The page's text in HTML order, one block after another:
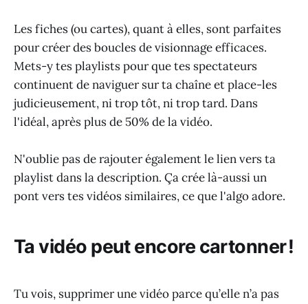
Les fiches (ou cartes), quant à elles, sont parfaites
pour créer des boucles de visionnage efficaces.
Mets-y tes playlists pour que tes spectateurs
continuent de naviguer sur ta chaîne et place-les
judicieusement, ni trop tôt, ni trop tard. Dans
l'idéal, après plus de 50% de la vidéo.
N'oublie pas de rajouter également le lien vers ta
playlist dans la description. Ça crée là-aussi un
pont vers tes vidéos similaires, ce que l'algo adore.
Ta vidéo peut encore cartonner !
Tu vois, supprimer une vidéo parce qu’elle n’a pas